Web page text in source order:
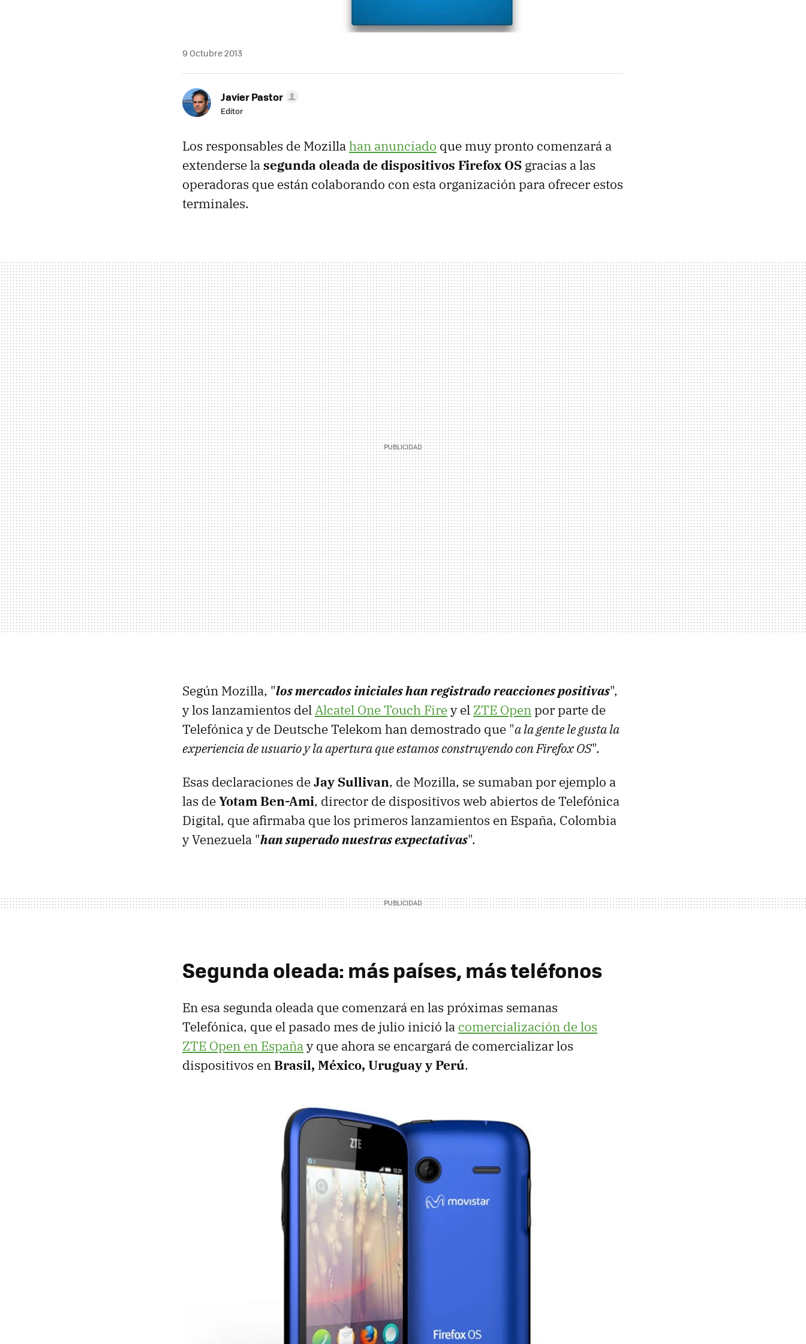
9 Octubre 2013
Javier Pastor
Editor
Los responsables de Mozillahan anunciado que muy pronto comenzará a
extenderse lasegunda oleada de dispositivos Firefox OS gracias a las
operadoras que están colaborando con esta organización para ofrecer estos
terminales.
Según Mozilla, "los mercados iniciales han registrado reacciones positivas",
y los lanzamientos delAlcatel One Touch Firey el ZTE Openpor parte de
Telefónica y de Deutsche Telekom han demostrado que "a la gente le gusta la
experiencia de usuario y la apertura que estamos construyendo con Firefox OS".
Esas declaraciones deJay Sullivan, de Mozilla, se sumaban por ejemplo a
las deYotam Ben-Ami, director de dispositivos web abiertos de Telefónica
Digital, que afirmaba que los primeros lanzamientos en España, Colombia
y Venezuela "han superado nuestras expectativas".
Segunda oleada: más países, más teléfonos
En esa segunda oleada que comenzará en las próximas semanas
Telefónica, que el pasado mes de julio inició la comercialización de los
ZTE Open en Españay que ahora se encargará de comercializar los
dispositivos enBrasil, México, Uruguay y Perú.